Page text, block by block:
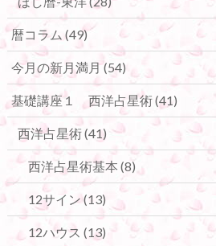
暦コラム (49)
今月の新月満月(54)
基礎講座１ 西洋占星術(41)
西洋占星術(41)
西洋占星術基本 (8)
12サイン(13)
12ハウス (13)